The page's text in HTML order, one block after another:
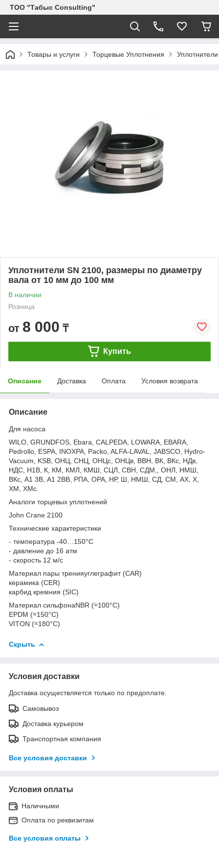
ТОО "Табыс Consulting"
Товары и услуги Торцевые Уплотнения
Уплотнители SN 2100, размеры по диаметру
вала от 10 мм до 100 мм
В наличии
Розница
от 8 000 ₸
Купить
Описание Доставка Оплата Условия возврата
Описание
Для насоса
WILO, GRUNDFOS, Ebara, CALPEDA, LOWARA, EBARA,
Pedrollo, ESPA, INOXPA, Packo, ALFA-LAVAL, JABSCO, Hydro-
Vacuum, KSB, ОНЦ, СНЦ, ОНЦс, ОНЦв, ВВН, ВК, ВКс, НДв,
НДС, Н1В, К, КМ, КМЛ, КМШ, СЦЛ, СВН, СДМ,, ОНЛ, НМШ,
ВКс, А1 3В, А1 2ВВ, РПА, ОРА, НР, Ш, НМШ, СД, СМ, АХ, Х,
ХМ, ХМс.
Аналоги торцевых уплотнений
John Crane 2100
Технические характеристики
- температура -40…150°С
- давление до 16 атм
- скорость 12 м/с
Материал пары тренияуглеграфит (CAR)
керамика (CER)
карбид кремния (SIC)
Материал сильфонаNBR (≈100°С)
EPDM (≈150°С)
VITON (≈180°С)
Скрыть
Условия доставки
Доставка осуществляется только по предоплате.
Самовывоз
Доставка курьером
Транспортная компания
Все условия доставки
Условия оплаты
Наличными
Оплата по реквизитам
Все условия оплаты